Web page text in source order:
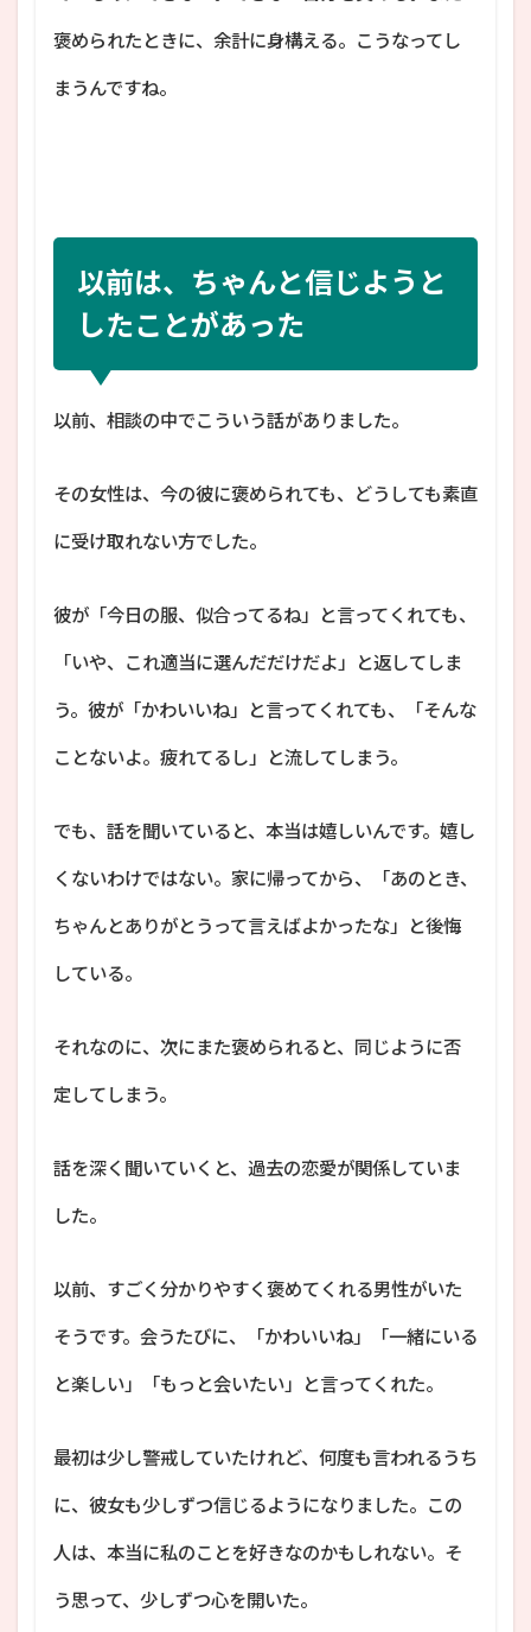
褒められたときに、余計に身構える。こうなってし
まうんですね。
以前は、ちゃんと信じようと
したことがあった
以前、相談の中でこういう話がありました。
その女性は、今の彼に褒められても、どうしても素直
に受け取れない方でした。
彼が「今日の服、似合ってるね」と言ってくれても、
「いや、これ適当に選んだだけだよ」と返してしま
う。彼が「かわいいね」と言ってくれても、「そんな
ことないよ。疲れてるし」と流してしまう。
でも、話を聞いていると、本当は嬉しいんです。嬉し
くないわけではない。家に帰ってから、「あのとき、
ちゃんとありがとうって言えばよかったな」と後悔
している。
それなのに、次にまた褒められると、同じように否
定してしまう。
話を深く聞いていくと、過去の恋愛が関係していま
した。
以前、すごく分かりやすく褒めてくれる男性がいた
そうです。会うたびに、「かわいいね」「一緒にいる
と楽しい」「もっと会いたい」と言ってくれた。
最初は少し警戒していたけれど、何度も言われるうち
に、彼女も少しずつ信じるようになりました。この
人は、本当に私のことを好きなのかもしれない。そ
う思って、少しずつ心を開いた。